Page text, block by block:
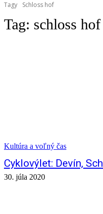
Tagy
Schloss hof
Tag: schloss hof
Kultúra a voľný čas
Cyklovýlet: Devín,
30. júla 2020